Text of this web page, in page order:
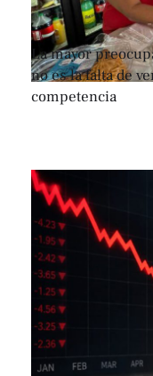
La mayor
no es la falta de
competencia